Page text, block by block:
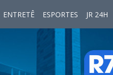
ENTRETÊ ESPORTES JR 24H